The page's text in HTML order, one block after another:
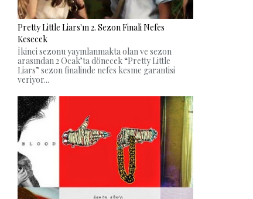
Pretty Little Liars'ın 2. Sezon Finali Nefes
Kesecek
İkinci sezonu yayınlanmakta olan ve sezon
arasından 2 Ocak’ta dönecek “Pretty Little
Liars” sezon finalinde nefes kesme garantisi
veriyor...